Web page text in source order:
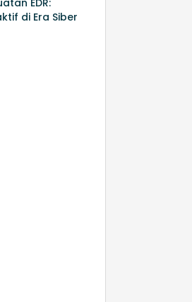
EDR:
di Era Siber